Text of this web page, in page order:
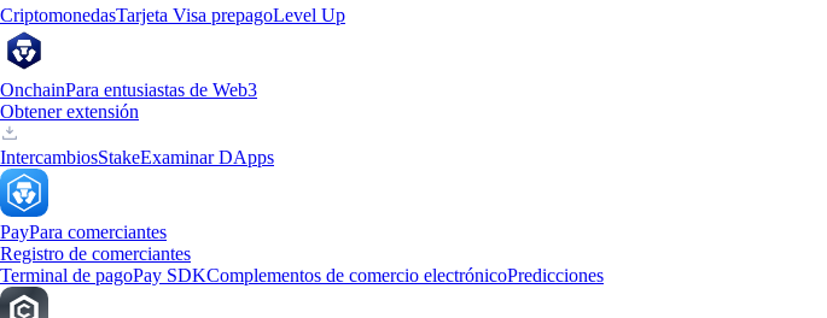
CriptomonedasTarjeta Visa prepagoLevel Up
OnchainPara entusiastas de Web3
Obtener extensión
IntercambiosStakeExaminar DApps
PayPara comerciantes
Registro de comerciantes
Terminal de pagoPay SDKComplementos de comercio electrónicoPredicciones